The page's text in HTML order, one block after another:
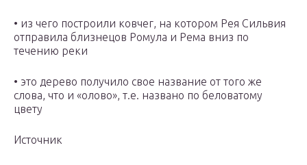
• из чего построили ковчег, на котором Рея Сильвия
отправила близнецов Ромула и Рема вниз по
течению реки
• это дерево получило свое название от того же
слова, что и «олово», т.е. названо по беловатому
цвету
Источник